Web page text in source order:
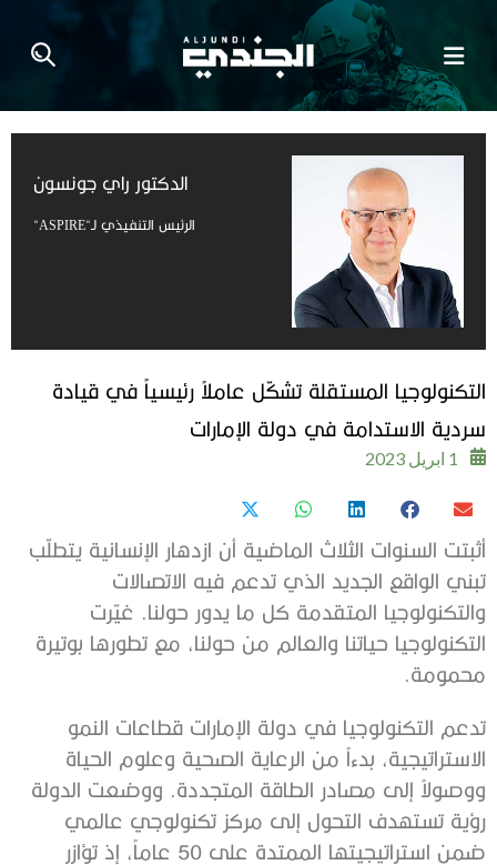
الدكتور راي جونسون
الرئيس التنفيذي لـ"ASPIRE"
التكنولوجيا المستقلة تشكّل عاملاً رئيسياً في قيادة
سردية الاستدامة في دولة الإمارات
1 ابريل 2023
أثبتت السنوات الثلاث الماضية أن ازدهار الإنسانية يتطلّب
تبني الواقع الجديد الذي تدعم فيه الاتصالات
والتكنولوجيا المتقدمة كل ما يدور حولنا. غيّرت
التكنولوجيا حياتنا والعالم من حولنا، مع تطورها بوتيرة
محمومة.
تدعم التكنولوجيا في دولة الإمارات قطاعات النمو
الاستراتيجية، بدءاً من الرعاية الصحية وعلوم الحياة
ووصولاً إلى مصادر الطاقة المتجددة. ووضعت الدولة
رؤية تستهدف التحول إلى مركز تكنولوجي عالمي
ضمن استراتيجيتها الممتدة على 50 عاماً، إذ تؤازر